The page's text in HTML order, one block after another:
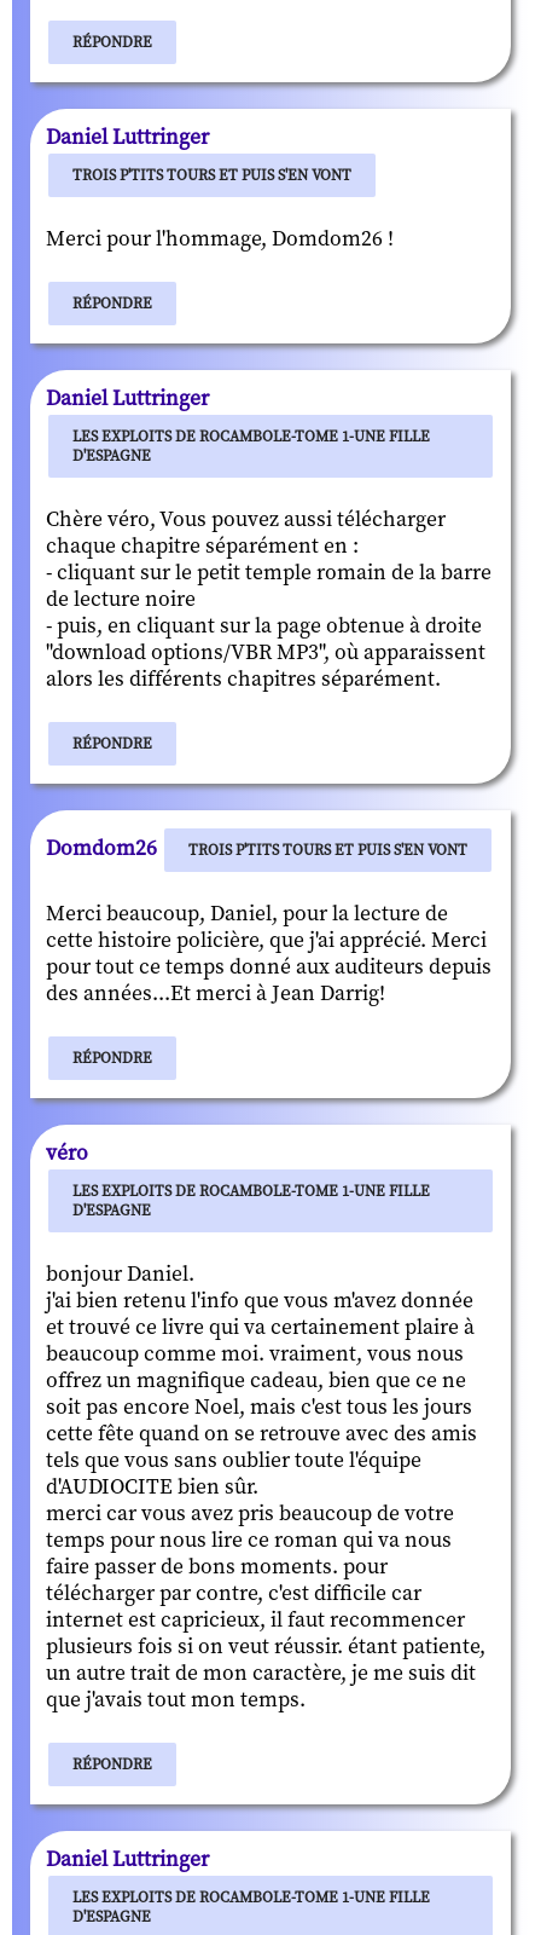
RÉPONDRE
Daniel Luttringer
TROIS P'TITS TOURS ET PUIS S'EN VONT
Merci pour l'hommage, Domdom26 !
RÉPONDRE
Daniel Luttringer
LES EXPLOITS DE ROCAMBOLE-TOME 1-UNE FILLE
D'ESPAGNE
Chère véro, Vous pouvez aussi télécharger
chaque chapitre séparément en :
- cliquant sur le petit temple romain de la barre
de lecture noire
- puis, en cliquant sur la page obtenue à droite
"download options/VBR MP3", où apparaissent
alors les différents chapitres séparément.
RÉPONDRE
Domdom26 TROIS P'TITS TOURS ET PUIS S'EN VONT
Merci beaucoup, Daniel, pour la lecture de
cette histoire policière, que j'ai apprécié. Merci
pour tout ce temps donné aux auditeurs depuis
des années...Et merci à Jean Darrig!
RÉPONDRE
véro
LES EXPLOITS DE ROCAMBOLE-TOME 1-UNE FILLE
D'ESPAGNE
bonjour Daniel.
j'ai bien retenu l'info que vous m'avez donnée
et trouvé ce livre qui va certainement plaire à
beaucoup comme moi. vraiment, vous nous
offrez un magnifique cadeau, bien que ce ne
soit pas encore Noel, mais c'est tous les jours
cette fête quand on se retrouve avec des amis
tels que vous sans oublier toute l'équipe
d'AUDIOCITE bien sûr.
merci car vous avez pris beaucoup de votre
temps pour nous lire ce roman qui va nous
faire passer de bons moments. pour
télécharger par contre, c'est difficile car
internet est capricieux, il faut recommencer
plusieurs fois si on veut réussir. étant patiente,
un autre trait de mon caractère, je me suis dit
que j'avais tout mon temps.
RÉPONDRE
Daniel Luttringer
LES EXPLOITS DE ROCAMBOLE-TOME 1-UNE FILLE
D'ESPAGNE